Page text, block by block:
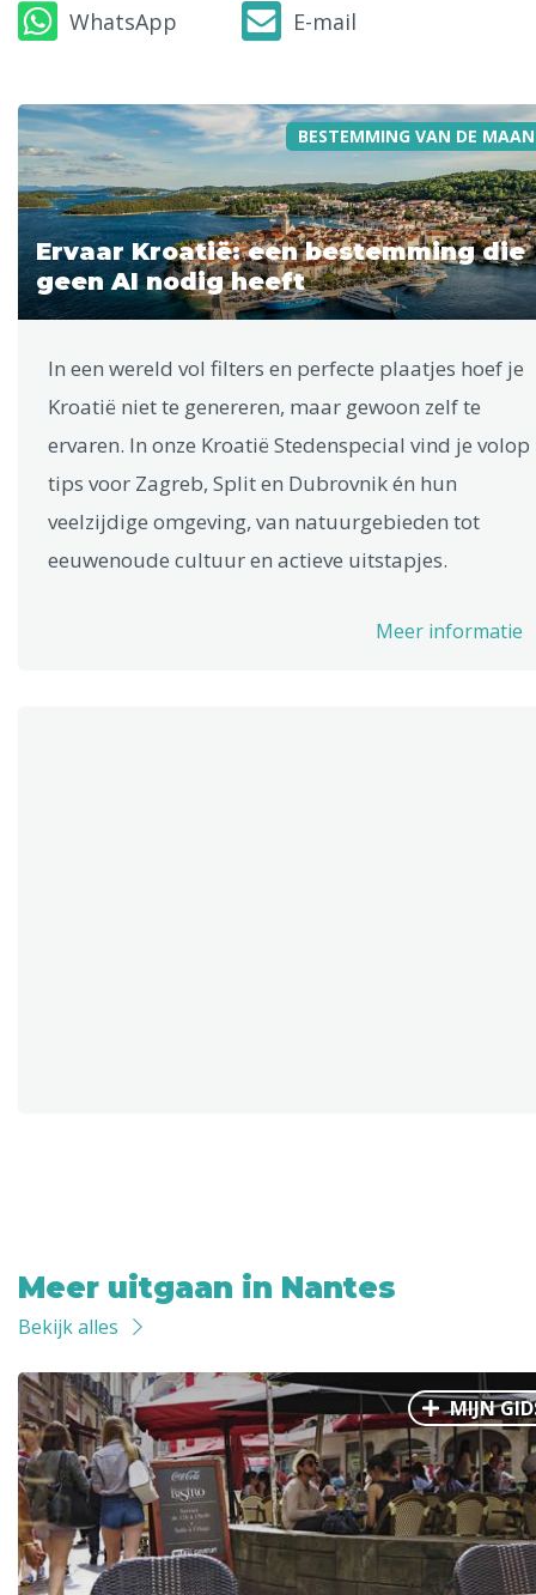
WhatsApp
E-mail
BESTEMMING VAN DE
Ervaar Kroatië: een bestemming die
geen AI nodig heeft
In een wereld vol filters en perfecte plaatjes hoef je
Kroatië niet te genereren, maar gewoon zelf te
ervaren. In onze Kroatië Stedenspecial vind je volop
tips voor Zagreb, Split en Dubrovnik én hun
veelzijdige omgeving, van natuurgebieden tot
eeuwenoude cultuur en actieve uitstapjes.
Meer informatie
Meer uitgaan in Nantes
Bekijk alles
MIJN